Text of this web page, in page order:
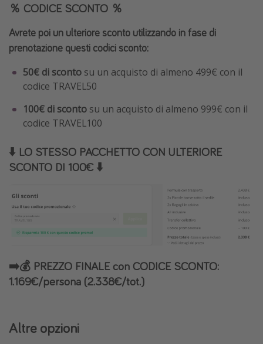
％ CODICE SCONTO ％
Avrete poi un ulteriore sconto utilizzando in fase di
prenotazione questi codici sconto:
50€ di sconto su un acquisto di almeno 499€ con il
codice TRAVEL50
100€ di sconto su un acquisto di almeno 999€ con il
codice TRAVEL100
⬇️ LO STESSO PACCHETTO CON ULTERIORE
SCONTO DI 100€ ⬇️
➡️💰 PREZZO FINALE con CODICE SCONTO:
1.169€/persona (2.338€/tot.)
Altre opzioni